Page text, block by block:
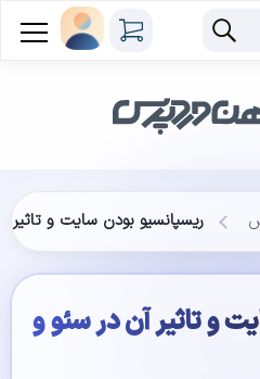
ریسپانسیو بودن سایت و
و تاثیر آن در سئو و